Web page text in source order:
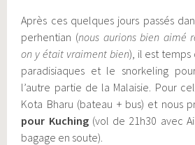
Après ces quelques jours passés
perhentian (nous aurions bien aimé
on y était vraiment bien), il est
paradisiaques et le snorkeling
l’autre partie de la Malaisie. Pour
Kota Bharu (bateau + bus) et nous
pour Kuching(vol de 21h30 avec
bagage en soute).